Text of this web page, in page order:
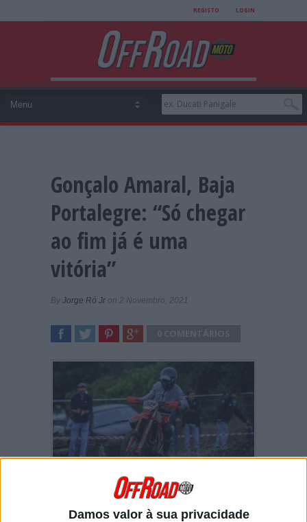
Damos valor à sua privacidade
REGISTO LOGIN
Gonçalo Amaral, Baja
Portalegre: “Só chegar
ao fim já é uma
vitória”
By Jorge Ró Jr on 2 Novembro, 2021
A família Amaral marcou presença na Baja
Portalegre 500 com ostrês irmãos
Salvador e Manuel.